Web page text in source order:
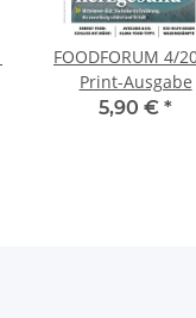
FOODFORUM 4/
Print-Ausgabe
5,90 € *